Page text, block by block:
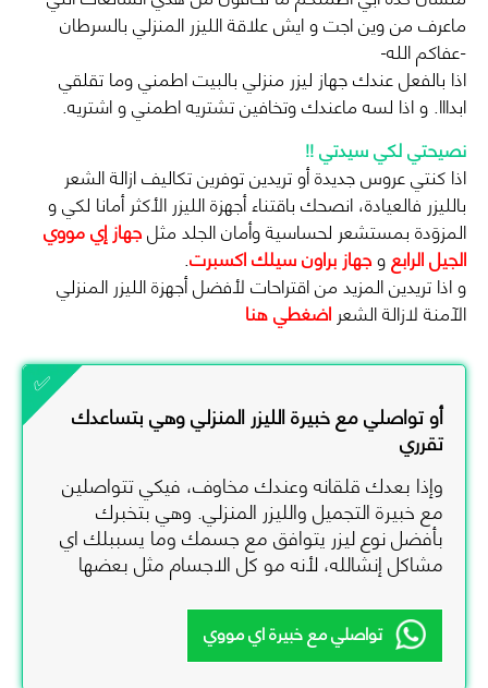
ماعرف من وين اجت و ايش علاقة الليزر المنزلي بالسرطان
-عفاكم الله-
اذا بالفعل عندك جهاز ليزر منزلي بالبيت اطمني وما تقلقي
ابدااا. و اذا لسه ماعندك وتخافين تشتريه اطمني و اشتريه.
نصيحتي لكي سيدتي !!
اذا كنتي عروس جديدة أو تريدين توفرين تكاليف ازالة الشعر
بالليزر فالعيادة، انصحك باقتناء أجهزة الليزر الأكثر أمانا لكي و
المزوَدة بمستشعر لحساسية وأمان الجلد مثلجهاز إي مووي
الجيل الرابعوجهاز براون سيلك اكسبرت.
و اذا تريدين المزيد من اقتراحات لأفضل أجهزة الليزر المنزلي
الآمنة لازالة الشعر اضغطي هنا
أو تواصلي مع خبيرة الليزر المنزلي وهي بتساعدك
تقرري
وإذا بعدك قلقانه وعندك مخاوف، فيكي تتواصلين
مع خبيرة التجميل والليزر المنزلي. وهي بتخبرك
بأفضل نوع ليزر يتوافق مع جسمك وما يسببلك اي
مشاكل إنشالله، لأنه مو كل الاجسام مثل بعضها
تواصلي مع خبيرة اي مووي